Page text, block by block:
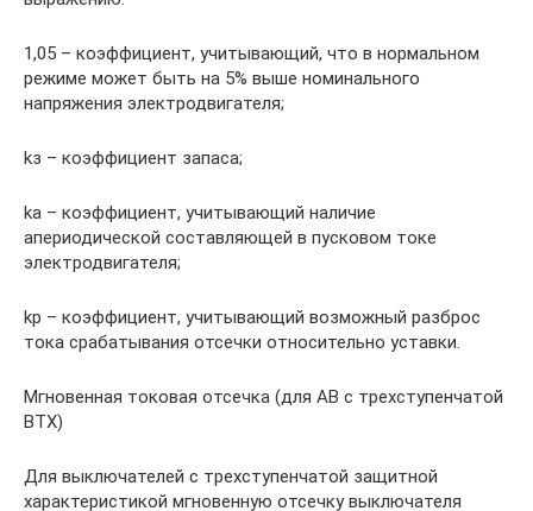
1,05 – коэффициент, учитывающий, что в нормальном
режиме может быть на 5% выше номинального
напряжения электродвигателя;
kз – коэффициент запаса;
kа – коэффициент, учитывающий наличие
апериодической составляющей в пусковом токе
электродвигателя;
kр – коэффициент, учитывающий возможный разброс
тока срабатывания отсечки относительно уставки.
Мгновенная токовая отсечка (для АВ с трехступенчатой
ВТХ)
Для выключателей с трехступенчатой защитной
характеристикой мгновенную отсечку выключателя